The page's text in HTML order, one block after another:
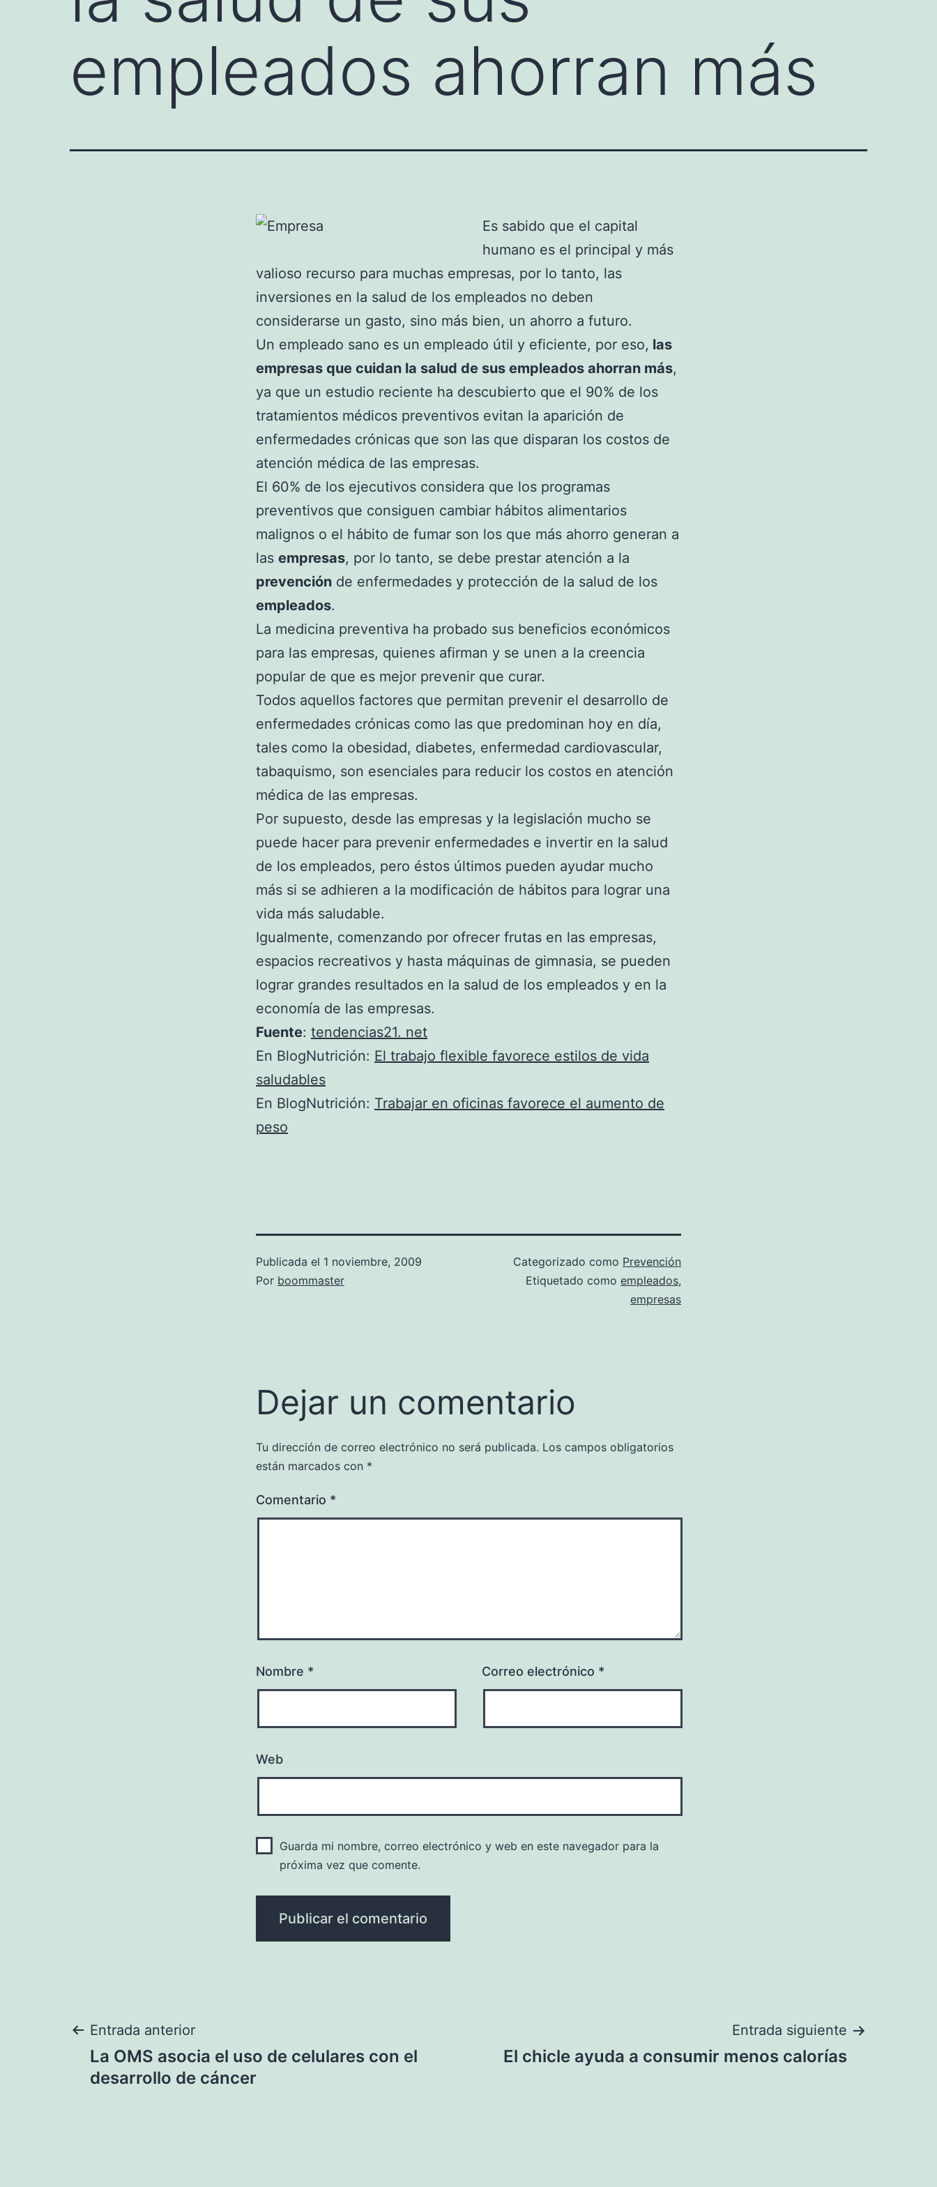
empleados ahorran más
Es sabido que el capital
humano es el principal y más
valioso recurso para muchas empresas, por lo tanto, las
inversiones en la salud de los empleados no deben
considerarse un gasto, sino más bien, un ahorro a futuro.
Un empleado sano es un empleado útil y eficiente, por eso, las
empresas que cuidan la salud de sus empleados ahorran más,
ya que un estudio reciente ha descubierto que el 90% de los
tratamientos médicos preventivos evitan la aparición de
enfermedades crónicas que son las que disparan los costos de
atención médica de las empresas.
El 60% de los ejecutivos considera que los programas
preventivos que consiguen cambiar hábitos alimentarios
malignos o el hábito de fumar son los que más ahorro generan a
las empresas, por lo tanto, se debe prestar atención a la
prevención de enfermedades y protección de la salud de los
empleados.
La medicina preventiva ha probado sus beneficios económicos
para las empresas, quienes afirman y se unen a la creencia
popular de que es mejor prevenir que curar.
Todos aquellos factores que permitan prevenir el desarrollo de
enfermedades crónicas como las que predominan hoy en día,
tales como la obesidad, diabetes, enfermedad cardiovascular,
tabaquismo, son esenciales para reducir los costos en atención
médica de las empresas.
Por supuesto, desde las empresas y la legislación mucho se
puede hacer para prevenir enfermedades e invertir en la salud
de los empleados, pero éstos últimos pueden ayudar mucho
más si se adhieren a la modificación de hábitos para lograr una
vida más saludable.
Igualmente, comenzando por ofrecer frutas en las empresas,
espacios recreativos y hasta máquinas de gimnasia, se pueden
lograr grandes resultados en la salud de los empleados y en la
economía de las empresas.
Fuente: tendencias21. net
En BlogNutrición: El trabajo flexible favorece estilos de vida
saludables
En BlogNutrición: Trabajar en oficinas favorece el aumento de
peso
Publicada el 1 noviembre, 2009
Por boommaster
Categorizado como Prevención
Etiquetado como empleados,
empresas
Dejar un comentario
Tu dirección de correo electrónico no será publicada. Los campos obligatorios
están marcados con *
Comentario *
Nombre * Correo electrónico *
Web
Guarda mi nombre, correo electrónico y web en este navegador para la
próxima vez que comente.
Navegación
de
Entrada anterior
La OMS asocia el uso de celulares con el
desarrollo de cáncer
Entrada siguiente
El chicle ayuda a consumir menos calorías